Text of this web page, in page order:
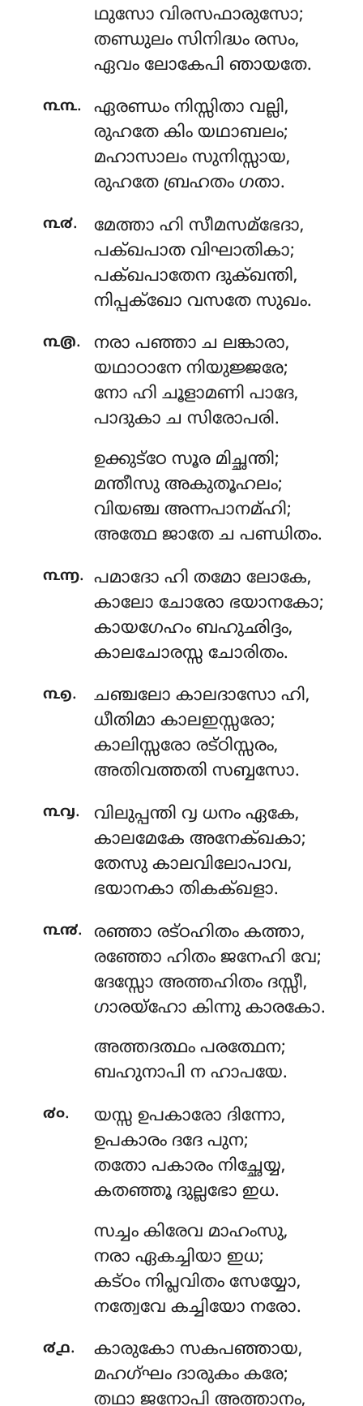
ഥുസോ വിരസഫാരുസോ;
തണ്ഡുലം സിനിദ്ധം രസം,
ഏവം ലോകേപി ഞായതേ.
൩൩. ഏരണ്ഡം നിസ്സിതാ വല്ലി,
രുഹതേ കിം യഥാബലം;
മഹാസാലം സുനിസ്സായ,
രുഹതേ ബ്രഹതം ഗതാ.
൩൪. മേത്താ ഹി സീമസമ്ഭേദാ,
പക്ഖപാത വിഘാതികാ;
പക്ഖപാതേന ദുക്ഖന്തി,
നിപ്പക്ഖോ വസതേ സുഖം.
൩൫. നരാ പഞ്ഞാ ച ലങ്കാരാ,
യഥാഠാനേ നിയുജ്ജരേ;
നോ ഹി ചൂളാമണി പാദേ,
പാദുകാ ച സിരോപരി.
ഉക്കുട്ഠേ സൂര മിച്ഛന്തി;
മന്തീസു അകുതൂഹലം;
വിയഞ്ച അന്നപാനമ്ഹി;
അത്ഥേ ജാതേ ച പണ്ഡിതം.
൩൬. പമാദോ ഹി തമോ ലോകേ,
കാലോ ചോരോ ഭയാനകോ;
കായഗേഹം ബഹുഛിദ്ദം,
കാലചോരസ്സ ചോരിതം.
൩൭. ചഞ്ചലോ കാലദാസോ ഹി,
ധീതിമാ കാലഇസ്സരോ;
കാലിസ്സരോ രട്ഠിസ്സരം,
അതിവത്തതി സബ്ബസോ.
൩൮. വിലുപ്പന്തി ൮ ധനം ഏകേ,
കാലമേകേ അനേക്ഖകാ;
തേസു കാലവിലോപാവ,
ഭയാനകാ തികക്ഖളാ.
൩൯. രഞ്ഞാ രട്ഠഹിതം കത്താ,
രഞ്ഞോ ഹിതം ജനേഹി വേ;
ദേസ്സോ അത്തഹിതം ദസ്സീ,
ഗാരയ്ഹോ കിന്നു കാരകോ.
അത്തദത്ഥം പരത്ഥേന;
ബഹുനാപി ന ഹാപയേ.
൪൦.
യസ്സ ഉപകാരോ ദിന്നോ,
ഉപകാരം ദദേ പുന;
തതോ പകാരം നിച്ഛേയ്യ,
കതഞ്ഞൂ ദുല്ലഭോ ഇധ.
സച്ചം കിരേവ മാഹംസു,
നരാ ഏകച്ചിയാ ഇധ;
കട്ഠം നിപ്ലവിതം സേയ്യോ,
നത്വേവേ കച്ചിയോ നരോ.
൪൧. കാരുകോ സകപഞ്ഞായ,
മഹഗ്ഘം ദാരുകം കരേ;
തഥാ ജനോപി അത്താനം,